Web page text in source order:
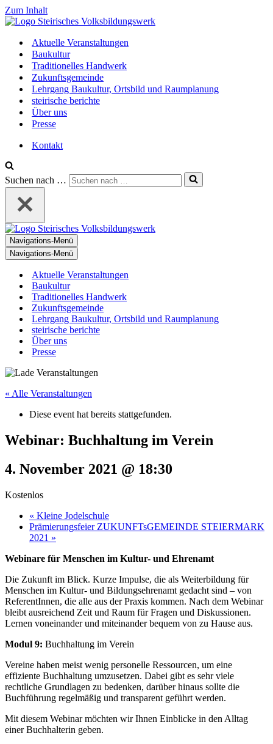
Zum Inhalt
Aktuelle Veranstaltungen
Baukultur
Traditionelles Handwerk
Zukunftsgemeinde
Lehrgang Baukultur, Ortsbild und Raumplanung
steirische berichte
Über uns
Presse
Kontakt
Suchen nach …
Navigations-Menü
Navigations-Menü
Aktuelle Veranstaltungen
Baukultur
Traditionelles Handwerk
Zukunftsgemeinde
Lehrgang Baukultur, Ortsbild und Raumplanung
steirische berichte
Über uns
Presse
« Alle Veranstaltungen
Diese event hat bereits stattgefunden.
Webinar: Buchhaltung im Verein
4. November 2021 @ 18:30
Kostenlos
« Kleine Jodelschule
Prämierungsfeier ZUKUNFTsGEMEINDE STEIERMARK
2021 »
Webinare für Menschen im Kultur- und Ehrenamt
Die Zukunft im Blick. Kurze Impulse, die als Weiterbildung für
Menschen im Kultur- und Bildungsehrenamt gedacht sind – von
ReferentInnen, die alle aus der Praxis kommen. Nach dem Webinar
bleibt ausreichend Zeit und Raum für Fragen und Diskussionen.
Lernen voneinander und miteinander bequem von zu Hause aus.
Modul 9: Buchhaltung im Verein
Vereine haben meist wenig personelle Ressourcen, um eine
effiziente Buchhaltung umzusetzen. Dabei gibt es sehr viele
rechtliche Grundlagen zu bedenken, darüber hinaus sollte die
Buchführung regelmäßig und transparent geführt werden.
Mit diesem Webinar möchten wir Ihnen Einblicke in den Alltag
einer Buchhalterin geben.